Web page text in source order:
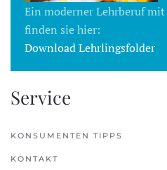
Ein moderner Lehrberuf
finden sie hier:
Download Lehrlingsfolder
Service
KONSUMENTEN TIPPS
KONTAKT